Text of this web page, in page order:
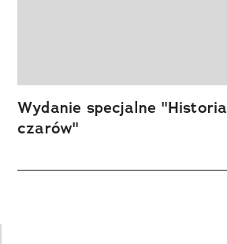
Wydanie specjalne "Historia
czarów"